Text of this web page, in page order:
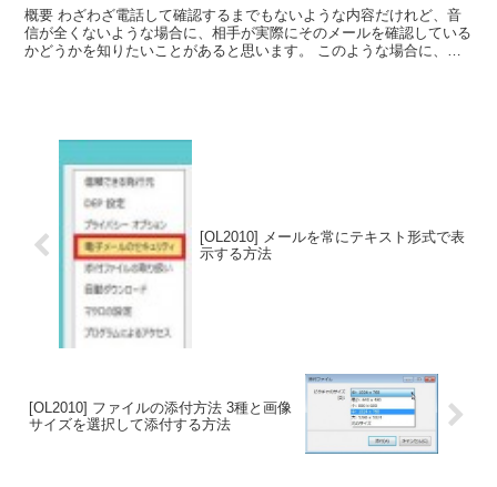
概要 わざわざ電話して確認するまでもないような内容だけれど、音
信が全くないような場合に、相手が実際にそのメールを確認している
かどうかを知りたいことがあると思います。 このような場合に、メ
[OL2010] メールを常にテキスト形式で表
示する方法
[OL2010] ファイルの添付方法 3種と画像
サイズを選択して添付する方法